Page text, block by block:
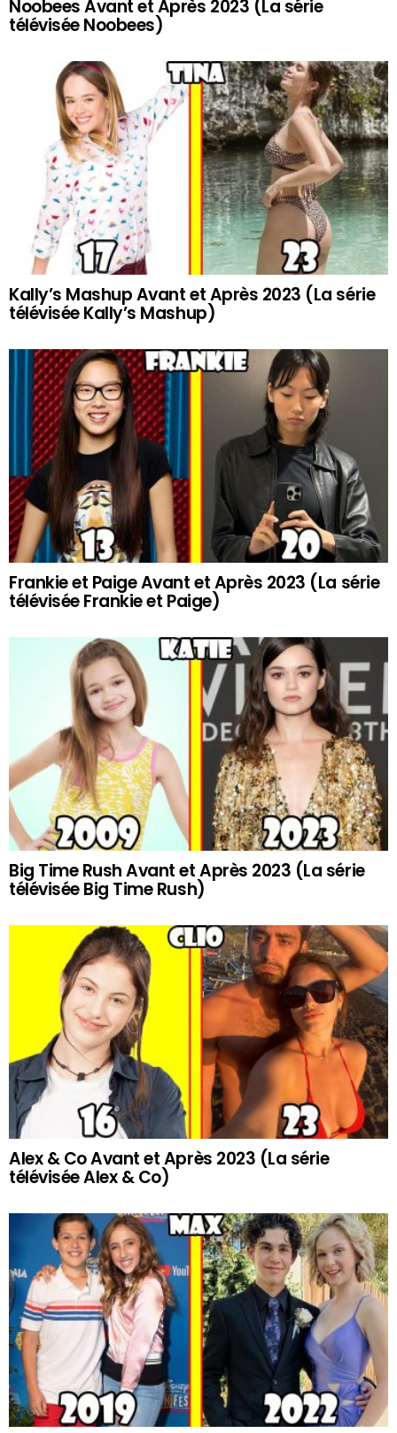
Noobees Avant et Après 2023 (La série
télévisée Noobees)
Kally’s Mashup Avant et Après 2023 (La série
télévisée Kally’s Mashup)
Frankie et Paige Avant et Après 2023 (La série
télévisée Frankie et Paige)
Big Time Rush Avant et Après 2023 (La série
télévisée Big Time Rush)
Alex & Co Avant et Après 2023 (La série
télévisée Alex & Co)